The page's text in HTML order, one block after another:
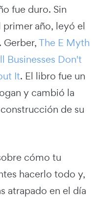
fue duro. Sin
año, leyó el
Gerber,The E Myth
Businesses Don't
It. El libro fue un
y cambió la
de su
cómo tu
hacerlo todo y,
atrapado en el día